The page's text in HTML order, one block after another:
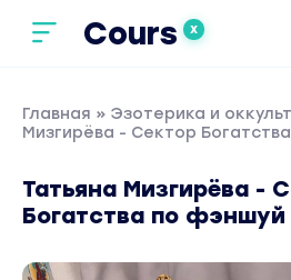
Cours X
Главная » Эзотерика и
Мизгирёва - Cектор
Татьяна Мизгирёва -
Богатства по фэншуй